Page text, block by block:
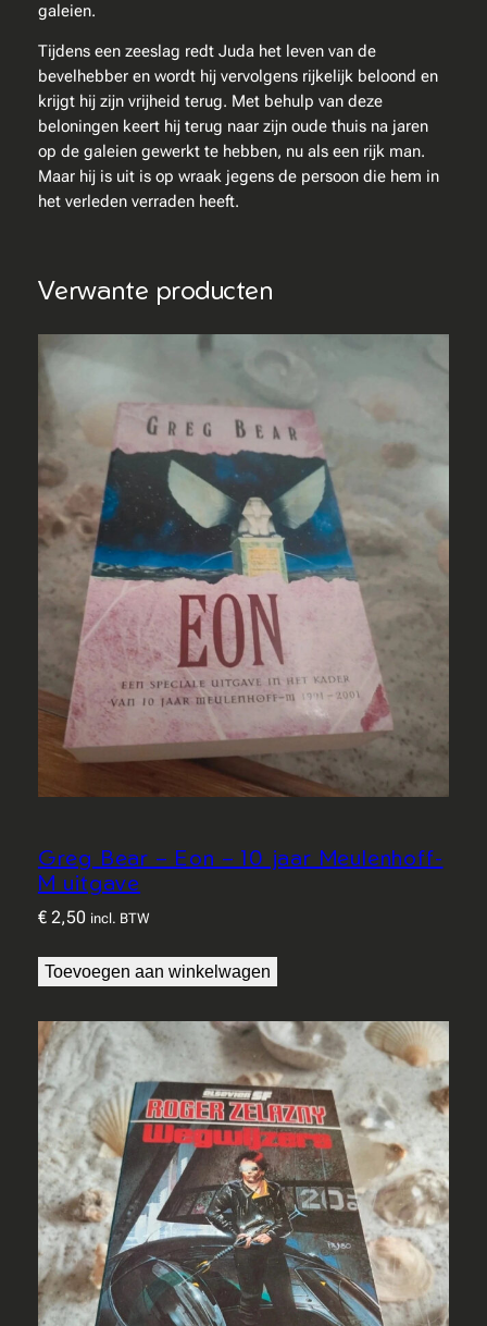
a
galeien.
Tijdens een zeeslag redt Juda het leven van de
bevelhebber en wordt hij vervolgens rijkelijk beloond en
krijgt hij zijn vrijheid terug. Met behulp van deze
beloningen keert hij terug naar zijn oude thuis na jaren
op de galeien gewerkt te hebben, nu als een rijk man.
Maar hij is uit is op wraak jegens de persoon die hem in
het verleden verraden heeft.
Verwante producten
Greg Bear – Eon – 10 jaar Meulenhoff-
M uitgave
€2,50 incl. BTW
Toevoegen aan winkelwagen